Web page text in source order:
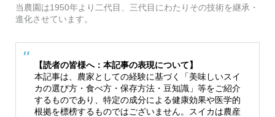
当農園は1950年より二代目、三代目にわたりその技術を継承・
進化させています。
【読者の皆様へ：本記事の表現について】
本記事は、農家としての経験に基づく「美味しいスイ
カの選び方・食べ方・保存方法・豆知識」等をご紹介
するものであり、特定の成分による健康効果や医学的
根拠を標榜するものではございません。スイカは農産